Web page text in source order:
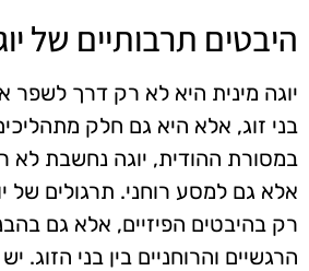
היבטים תרבותיים של
יוגה מינית היא לא רק דרך לשפר
בני זוג, אלא היא גם חלק
במסורת ההודית, יוגה נחשבת לא
אלא גם למסע רוחני. תרגולים של
רק בהיבטים הפיזיים, אלא גם
הרגשיים והרוחניים בין בני הזוג.